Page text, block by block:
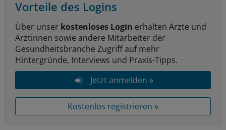
Vorteile des Logins
Über unser kostenloses Login erhalten Ärzte und
Ärztinnen sowie andere Mitarbeiter der
Gesundheitsbranche Zugriff auf mehr
Hintergründe, Interviews und Praxis-Tipps.
Jetzt anmelden »
Kostenlos registrieren »